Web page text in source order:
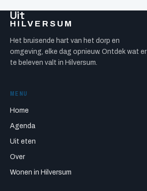
Uit
HILVERSUM
Het bruisende hart van het dorp en
omgeving, elke dag opnieuw. Ontdek wat er
te beleven valt in Hilversum.
MENU
Home
Agenda
Uit eten
Over
Wonen in Hilversum